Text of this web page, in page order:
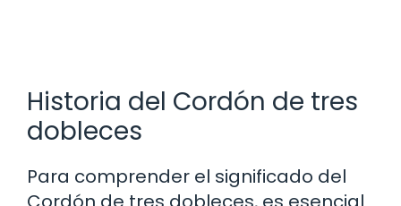
Historia del Cordón de tres
dobleces
Para comprender el significado del